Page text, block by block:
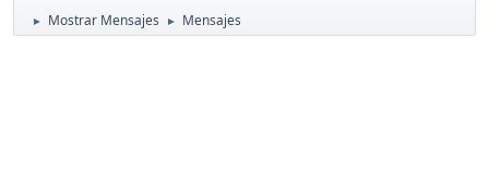
► Mostrar Mensajes ► Mensajes